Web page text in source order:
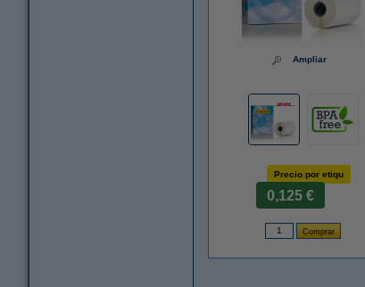
Ampliar
Precio por etiqu
0,125 €